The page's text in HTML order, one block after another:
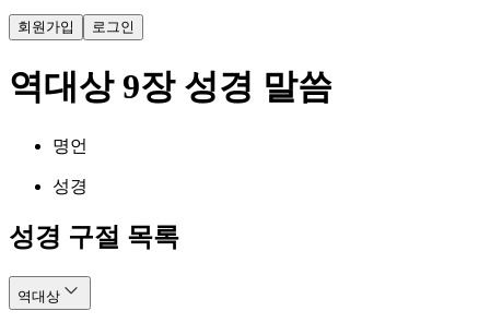
회원가입 로그인
역대상 9장 성경 말씀
명언
성경
성경 구절 목록
역대상